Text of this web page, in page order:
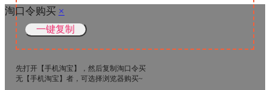
淘口令购买 ×
先打开【手机淘宝】，然后复制淘口令买
无【手机淘宝】者，可选择浏览器购买~